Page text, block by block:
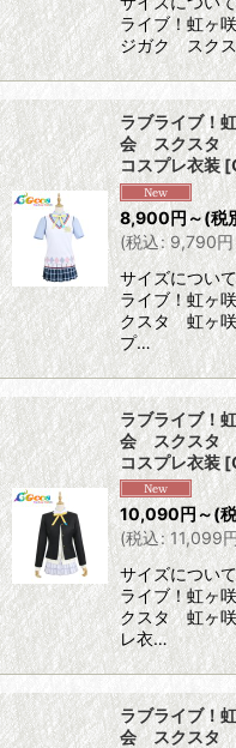
ライブ！虹ヶ
ジガク スク
ラブライブ！
会 スクスタ
コスプレ衣装 [
8,900円～(税
(税込: 9,790円
サイズについ
ライブ！虹ヶ
クスタ 虹ヶ
プ…
ラブライブ！
会 スクスタ
コスプレ衣装 [
10,090円～(
(税込: 11,099
サイズについ
ライブ！虹ヶ
クスタ 虹ヶ
レ衣…
ラブライブ！
会 スクスタ